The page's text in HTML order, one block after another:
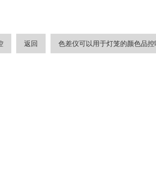
返回 色差仪可以用于灯笼的颜色品控